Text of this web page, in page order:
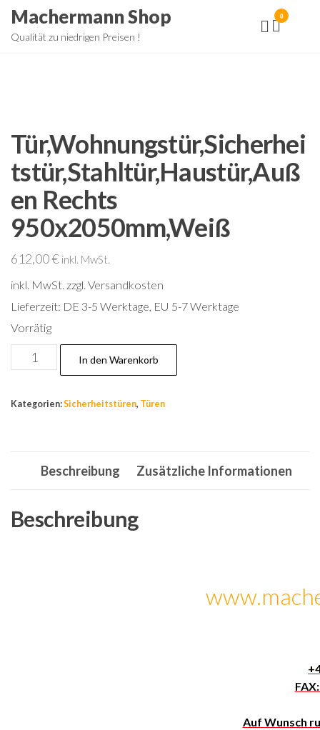
ZumMachermann Shop
Qualität zu niedrigen Preisen !
0
Tür,Wohnungstür,Sicherhei
tstür,Stahltür,Haustür,Auß
en Rechts
950x2050mm,Weiß
612,00€ inkl. MwSt.
inkl. MwSt. zzgl. Versandkosten
Lieferzeit: DE 3-5 Werktage, EU 5-7 Werktage
Vorrätig
Rechts
Menge
In den Warenkorb
Kategorien:Sicherheitstüren, Türen
Beschreibung Zusätzliche Informationen
Beschreibung
Auf Wunsch